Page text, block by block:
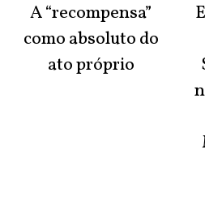
A “recompensa”
como absoluto do
ato próprio